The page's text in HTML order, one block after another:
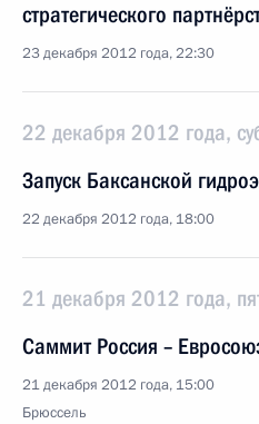
стратегического
23 декабря 2012 года, 22:30
22 декабря 2012 года,
Запуск Баксанской
22 декабря 2012 года, 18:00
21 декабря 2012 года,
Саммит Россия –
21 декабря 2012 года, 15:00
Брюссель